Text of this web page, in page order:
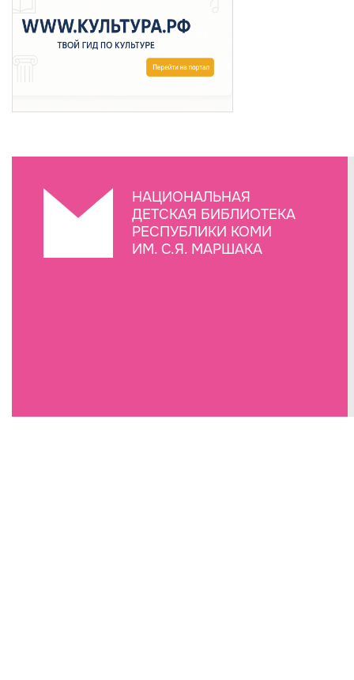
НАЦИОНАЛЬНАЯ
ДЕТСКАЯ БИБЛИОТЕКА
РЕСПУБЛИКИ КОМИ
ИМ. С.Я. МАРШАКА